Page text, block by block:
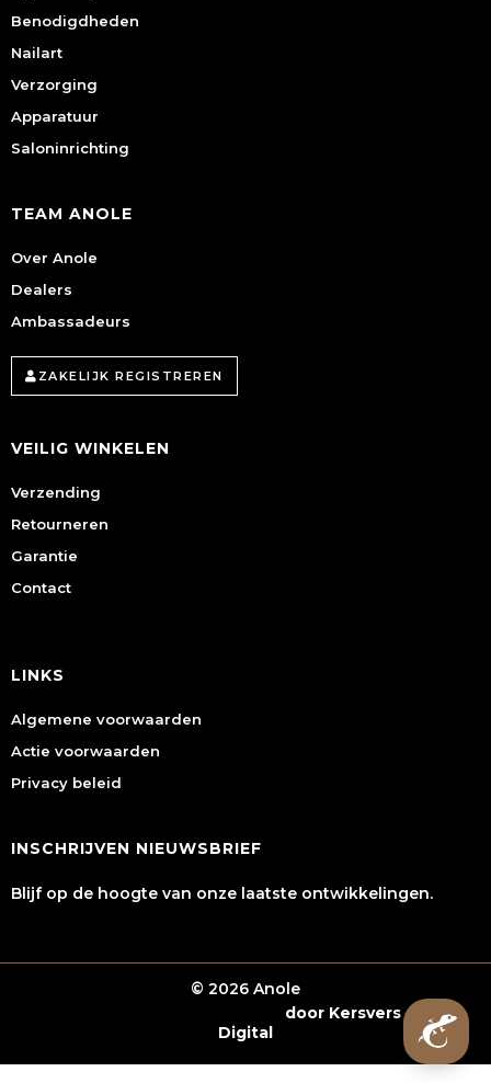
Benodigdheden
Nailart
Verzorging
Apparatuur
Saloninrichting
TEAM ANOLE
Over Anole
Dealers
Ambassadeurs
ZAKELIJK REGISTREREN
VEILIG WINKELEN
Verzending
Retourneren
Garantie
Contact
LINKS
Algemene voorwaarden
Actie voorwaarden
Privacy beleid
INSCHRIJVEN NIEUWSBRIEF
Blijf op de hoogte van onze laatste ontwikkelingen.
© 2026 Anole
door Kersvers
Digital